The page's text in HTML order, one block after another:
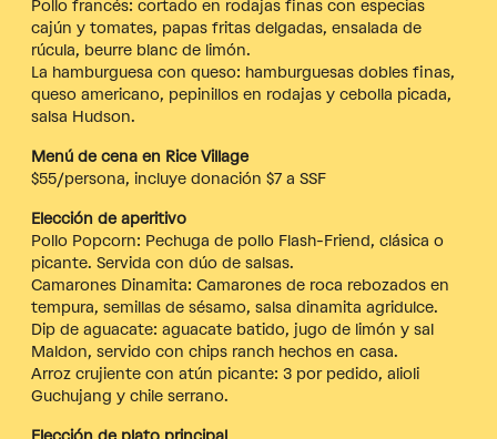
Pollo francés: cortado en rodajas finas con especias
cajún y tomates, papas fritas delgadas, ensalada de
rúcula, beurre blanc de limón.
La hamburguesa con queso: hamburguesas dobles finas,
queso americano, pepinillos en rodajas y cebolla picada,
salsa Hudson.
Menú de cena en Rice Village
$55/persona, incluye donación $7 a SSF
Elección de aperitivo
Pollo Popcorn: Pechuga de pollo Flash-Friend, clásica o
picante. Servida con dúo de salsas.
Camarones Dinamita: Camarones de roca rebozados en
tempura, semillas de sésamo, salsa dinamita agridulce.
Dip de aguacate: aguacate batido, jugo de limón y sal
Maldon, servido con chips ranch hechos en casa.
Arroz crujiente con atún picante: 3 por pedido, alioli
Guchujang y chile serrano.